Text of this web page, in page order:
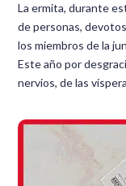
La ermita, durante
de personas,
los miembros de la
Este año por
nervios, de las